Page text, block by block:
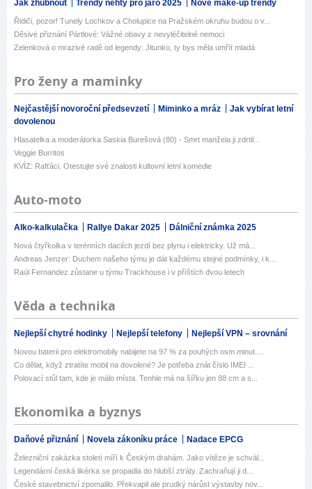
Jak zhubnout Trendy nehty pro jaro 2025 Nové make-up trendy
Řidiči, pozor! Tunely Lochkov a Cholupice na Pražském okruhu budou o v...
Děsivé přiznání Pártlové: Vážné obavy z nevyléčitelné nemoci
Zelenková o mrazivé radě od legendy: Jitunko, ty bys měla umřít mladá
Pro ženy a maminky
Nejčastější novoroční předsevzetí Miminko a mráz
Jak vybírat letní
dovolenou
Hlasatelka a moderátorka Saskia Burešová (80) - Smrt manžela ji zdrtil...
Veggie Burritos
KVÍZ: Rafťáci. Otestujte své znalosti kultovní letní komedie
Auto-moto
Alko-kalkulačka Rallye Dakar 2025 Dálniční známka 2025
Nová čtyřkolka v terénních daciích jezdí bez plynu i elektricky. Už má...
Andreas Jenzer: Duchem našeho týmu je dát každému stejné podmínky, i k...
Raúl Fernandez zůstane u týmu Trackhouse i v příštích dvou letech
Věda a technika
Nejlepší chytré hodinky Nejlepší telefony Nejlepší VPN – srovnání
Novou baterii pro elektromobily nabijete na 97 % za pouhých osm minut....
Co dělat, když ztratíte mobil na dovolené? Je potřeba znát číslo IMEI ...
Polovací stůl tam, kde je málo místa. Tenhle má na šířku jen 88 cm a s...
Ekonomika a byznys
Daňové přiznání Novela zákoníku práce Nadace EPCG
Železniční zakázka století míří k Českým drahám. Jako vítěze je schvál...
Legendární česká likérka se propadla do hlubší ztráty. Zachraňují ji d...
České stavebnictví zpomalilo. Překvapil ale prudký nárůst výstavby nov...